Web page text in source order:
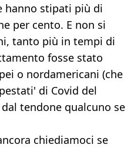
hanno stipati più di
per cento. E non si
tanto più in tempi di
fosse stato
o nordamericani (che
di Covid del
tendone qualcuno se
chiediamoci se